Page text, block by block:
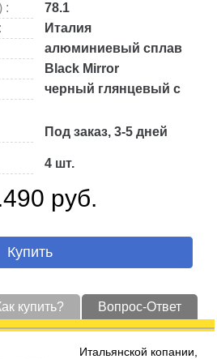
:
78.1
Италия
алюминиевый сплав
Black Mirror
черный глянцевый с
Под заказ, 3-5 дней
4 шт.
руб.
купить? Вопрос-Ответ
Итальянской копании,